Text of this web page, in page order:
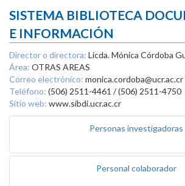
SISTEMA BIBLIOTECA
E INFORMACIÓN
Director o directora: Licda. Mónica Córdoba
Área: OTRAS AREAS
Correo electrónico: monica.cordoba@ucr.ac.cr
Teléfono: (506) 2511-4461 / (506) 2511-4750
Sitio web: www.sibdi.ucr.ac.cr
Personas investigadoras
Personal colaborador